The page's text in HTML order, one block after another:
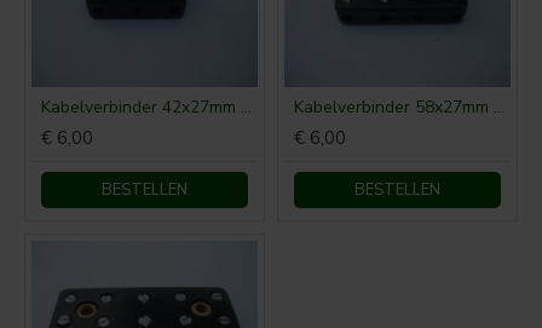
Kabelverbinder 42x27mm 3 polig
€ 6,00
BESTELLEN
Kabelverbinder 58x27mm 4polig
€ 6,00
BESTELLEN